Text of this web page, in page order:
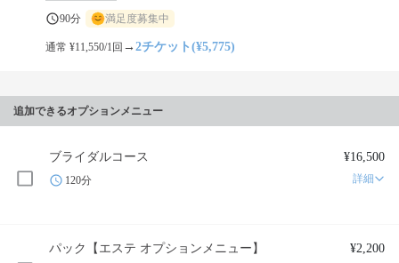
90分 満足度募集中
通常 ¥11,550/1回 →2チケット(¥5,775)
追加できるオプションメニュー
ブライダルコース ¥16,500
120分 詳細
パック【エステ オプションメニュー】 ¥2,200